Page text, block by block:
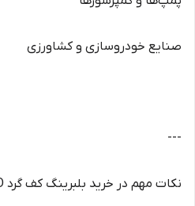
صنایع خودروسازی و کشاورزی
---
نکات مهم در خرید بلبرینگ کف گرد KOYO